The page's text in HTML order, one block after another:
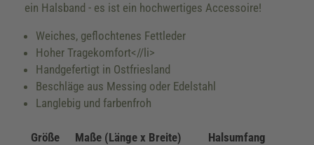
ein Halsband - es ist ein hochwertiges Accessoire!
Weiches, geflochtenes Fettleder
Hoher Tragekomfort<//li>
Handgefertigt in Ostfriesland
Beschläge aus Messing oder Edelstahl
Langlebig und farbenfroh
Größe Maße (Länge x Breite) Halsumfang